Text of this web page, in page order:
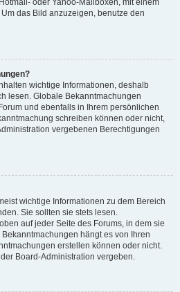
oder Yahoo-Mailboxen, mit einem
das Bild anzuzeigen, benutze den
wichtige Informationen, deshalb
lesen. Globale Bekanntmachungen
und ebenfalls in Ihrem persönlichen
schreiben können oder nicht,
vergebenen Berechtigungen
wichtige Informationen zu dem Bereich
Sie sollten sie stets lesen.
auf jeder Seite des Forums, in dem sie
hängt es von Ihren
erstellen können oder nicht.
Board-Administration vergeben.